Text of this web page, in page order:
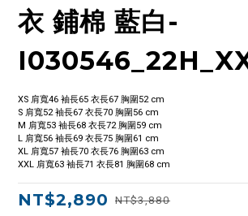
衣 鋪棉 藍白-
XS 肩寬46 袖長65 衣長67 胸圍52 cm
S 肩寬52 袖長67 衣長70 胸圍56 cm
M 肩寬53 袖長68 衣長72 胸圍59 cm
L 肩寬56 袖長69 衣長75 胸圍61 cm
XL 肩寬57 袖長70 衣長76 胸圍63 cm
XXL 肩寬63 袖長71 衣長81 胸圍68 cm
NT$2,890 NT$3,880